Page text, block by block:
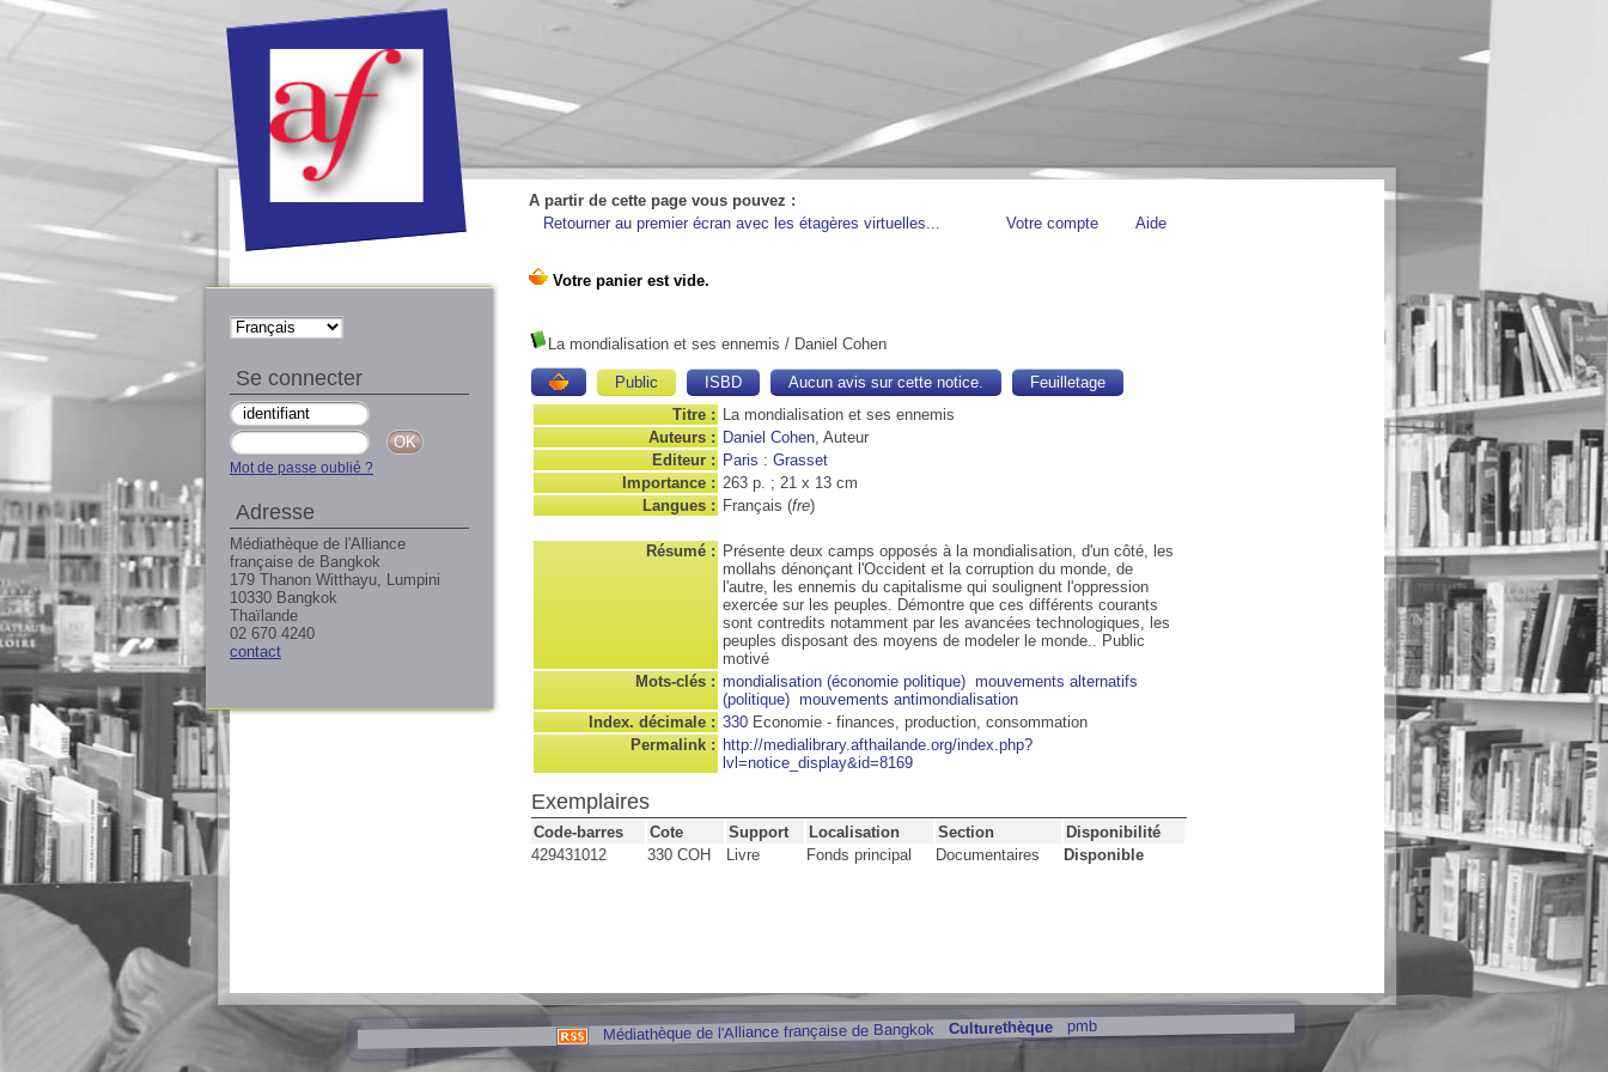
A partir de cette page vous pouvez :
Retourner au premier écran avec les étagères virtuelles...
Votre compte Aide
La mondialisation et ses ennemis / Daniel Cohen
Public ISBD Aucun avis sur cette notice.
Feuilletage
Titre : La mondialisation et ses ennemis
Auteurs : Daniel Cohen, Auteur
Editeur : Paris : Grasset
Importance : 263 p. ; 21 x 13 cm
Langues : Français (fre)
Résumé : Présente deux camps opposés à la mondialisation, d'un côté, les
mollahs dénonçant l'Occident et la corruption du monde, de
l'autre, les ennemis du capitalisme qui soulignent l'oppression
exercée sur les peuples. Démontre que ces différents courants
sont contredits notamment par les avancées technologiques, les
peuples disposant des moyens de modeler le monde.. Public
motivé
Mots-clés : mondialisation (économie politique) mouvements alternatifs
(politique) mouvements antimondialisation
Index. décimale : 330 Economie - finances, production, consommation
Permalink : http://medialibrary.afthailande.org/index.php?
lvl=notice_display&id=8169
Exemplaires
Code-barres Cote Support Localisation Section
Disponibilité
429431012
330 COH Livre Fonds principal Documentaires Disponible
Médiathèque de l'Alliance française de Bangkok Culturethèque pmb
Se connecter
Mot de passe oublié ?
Adresse
Médiathèque de l'Alliance
française de Bangkok
179 Thanon Witthayu, Lumpini
10330 Bangkok
Thaïlande
02 670 4240
contact